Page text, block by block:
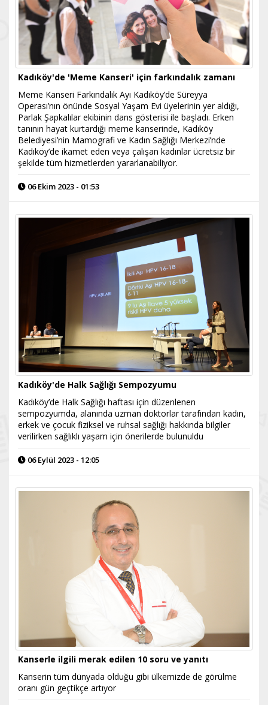
Kadıköy'de 'Meme Kanseri' için farkındalık zamanı
Meme Kanseri Farkındalık Ayı Kadıköy’de Süreyya
Operası’nın önünde Sosyal Yaşam Evi üyelerinin yer aldığı,
Parlak Şapkalılar ekibinin dans gösterisi ile başladı. Erken
tanının hayat kurtardığı meme kanserinde, Kadıköy
Belediyesi’nin Mamografi ve Kadın Sağlığı Merkezi’nde
Kadıköy’de ikamet eden veya çalışan kadınlar ücretsiz bir
şekilde tüm hizmetlerden yararlanabiliyor.
06 Ekim 2023 - 01:53
Kadıköy'de Halk Sağlığı Sempozyumu
Kadıköy’de Halk Sağlığı haftası için düzenlenen
sempozyumda, alanında uzman doktorlar tarafından kadın,
erkek ve çocuk fiziksel ve ruhsal sağlığı hakkında bilgiler
verilirken sağlıklı yaşam için önerilerde bulunuldu
06 Eylül 2023 - 12:05
Kanserle ilgili merak edilen 10 soru ve yanıtı
Kanserin tüm dünyada olduğu gibi ülkemizde de görülme
oranı gün geçtikçe artıyor